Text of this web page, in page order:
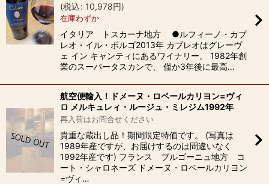
(税込: 10,978円)
在庫わずか
イタリア トスカーナ地方 ●ルフィーノ・カブ
レオ・イル・ボルゴ2013年 カブレオはグレーヴ
ェ イン キャンティにあるワイナリー。 1982年創
業のスーパータスカンで、 僅か3年後に最高…
航空便輸入！ドメーヌ・ロベールカリヨン=ヴィ
ロ メルキュレィ・ルージュ・ミレジム1992年
再入荷はお問合せください
貴重な蔵出し品！期間限定特価です。 (写真は
1989年産ですが、お届けするのは間違いなく
1992年産です) フランス ブルゴーニュ地方 コ
ート・シャロネーズ ドメーヌ・ロベールカリヨン
=ヴィ…